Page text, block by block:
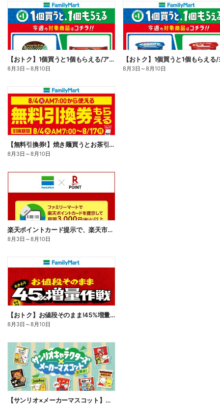
【おトク】1個買うと1個もらえる/アイス
8月3日 ～8月10日 8月3日 ～8月10日
【無料引換券!】焼き麺買うとお茶引換券貰える!
8月3日 ～8月10日
楽天ポイントカード提示で、楽天市場でのお買い物がおトクに!
8月3日 ～8月10日
【おトク】お値段そのまま!45%増量作戦!
8月3日 ～8月10日
【サンリオ×メーカーマスコット】オリジナルグッズ貰える!